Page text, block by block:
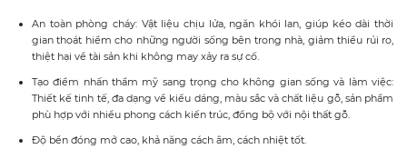
An toàn phòng cháy: Vật liệu chịu lửa, ngăn khói lan, giúp kéo dài thời
gian thoát hiểm cho những người sống bên trong nhà, giảm thiểu rủi ro,
thiệt hại về tài sản khi không may xảy ra sự cố.
Tạo điểm nhấn thẩm mỹ sang trọng cho không gian sống và làm việc:
Thiết kế tinh tế, đa dạng về kiểu dáng, màu sắc và chất liệu gỗ, sản phẩm
phù hợp với nhiều phong cách kiến trúc, đồng bộ với nội thất gỗ.
Độ bền đóng mở cao, khả năng cách âm, cách nhiệt tốt.